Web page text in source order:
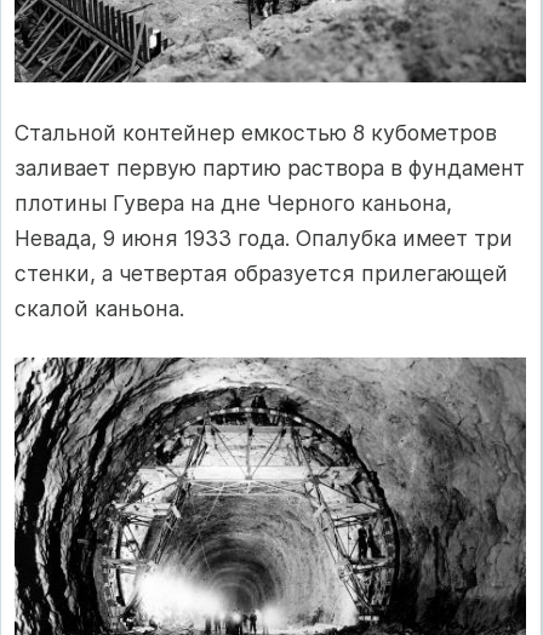
Стальной контейнер емкостью 8 кубометров
заливает первую партию раствора в фундамент
плотины Гувера на дне Черного каньона,
Невада, 9 июня 1933 года. Опалубка имеет три
стенки, а четвертая образуется прилегающей
скалой каньона.